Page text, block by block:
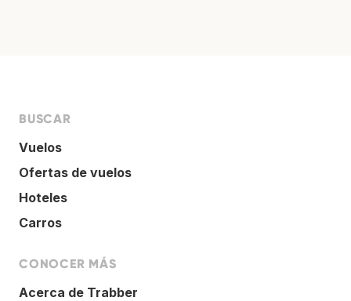
BUSCAR
Vuelos
Ofertas de vuelos
Hoteles
Carros
CONOCER MÁS
Acerca de Trabber